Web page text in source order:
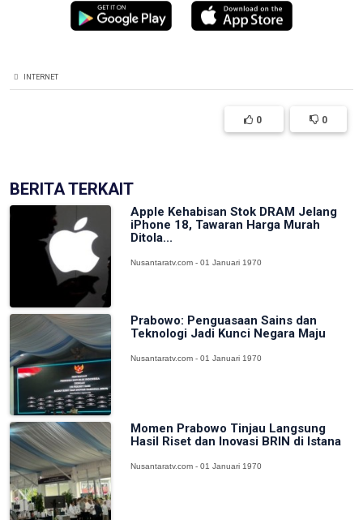
INTERNET
0 0
BERITA TERKAIT
Apple Kehabisan Stok DRAM Jelang
iPhone 18, Tawaran Harga Murah
Ditola...
Nusantaratv.com - 01 Januari 1970
Prabowo: Penguasaan Sains dan
Teknologi Jadi Kunci Negara Maju
Nusantaratv.com - 01 Januari 1970
Momen Prabowo Tinjau Langsung
Hasil Riset dan Inovasi BRIN di Istana
Nusantaratv.com - 01 Januari 1970